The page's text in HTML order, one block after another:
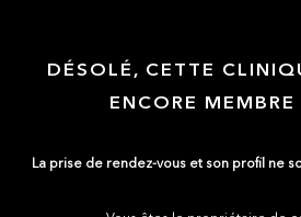
DÉSOLÉ, CETTE
ENCORE
La prise de rendez-vous et son profil ne